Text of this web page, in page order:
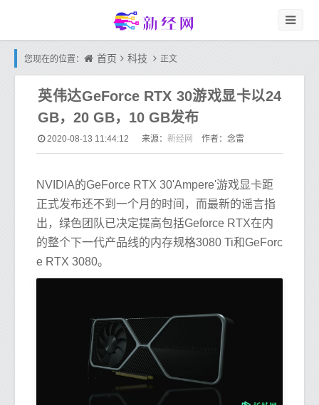
您现在的位置： 首页 科技 正文
英伟达GeForce RTX 30游戏显卡以24
GB，20 GB，10 GB发布
2020-08-13 11:44:12 来源： 新经网 作者：念雷
NVIDIA的GeForce RTX 30'Ampere'游戏显卡距
正式发布还不到一个月的时间，而最新的谣言指
出，绿色团队已决定提高包括Geforce RTX在内
的整个下一代产品线的内存规格3080 Ti和GeForc
e RTX 3080。